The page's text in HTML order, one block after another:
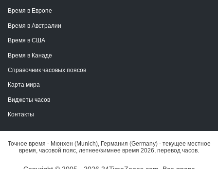
Время в Европе
Время в Австралии
Время в США
Время в Канаде
Справочник часовых поясов
Карта мира
Виджеты часов
Контакты
Точное время - Мюнхен (Munich), Германия (Germany) - текущее местное
время, часовой пояс, летнее/зимнее время 2026, перевод часов.